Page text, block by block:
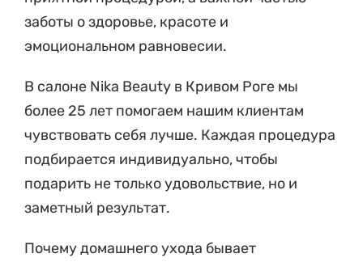
заботы о здоровье, красоте и
эмоциональном равновесии.
В салоне Nika Beauty в Кривом Роге мы
более 25 лет помогаем нашим клиентам
чувствовать себя лучше. Каждая процедура
подбирается индивидуально, чтобы
подарить не только удовольствие, но и
заметный результат.
Почему домашнего ухода бывает